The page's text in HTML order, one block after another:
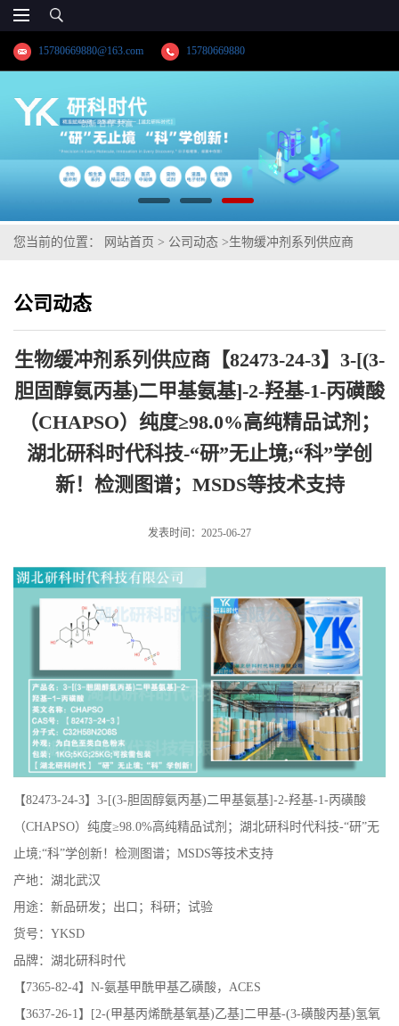
15780669880@163.com 15780669880
您当前的位置： 网站首页 > 公司动态 >生物缓冲剂系列供应商
（CHAPSO）纯度≥98.0%高纯精品试剂；湖北研科时代科技-“研”无
止境;“科”学创新！检测图谱；MSDS等技术支持
公司动态
生物缓冲剂系列供应商【82473-24-3】3-[(3-
胆固醇氨丙基)二甲基氨基]-2-羟基-1-丙磺酸
（CHAPSO）纯度≥98.0%高纯精品试剂；
湖北研科时代科技-“研”无止境;“科”学创
新！检测图谱；MSDS等技术支持
发表时间：2025-06-27
【82473-24-3】3-[(3-胆固醇氨丙基)二甲基氨基]-2-羟基-1-丙磺酸
（CHAPSO）纯度≥98.0%高纯精品试剂；湖北研科时代科技-“研”无
止境;“科”学创新！检测图谱；MSDS等技术支持
产地：湖北武汉
用途：新品研发；出口；科研；试验
货号：YKSD
品牌：湖北研科时代
【7365-82-4】N-氨基甲酰甲基乙磺酸，ACES
【3637-26-1】[2-(甲基丙烯酰基氧基)乙基]二甲基-(3-磺酸丙基)氢氧